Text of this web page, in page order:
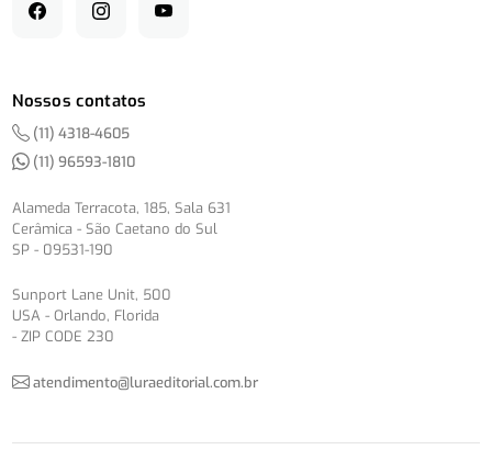
Nossos contatos
(11) 4318-4605
(11) 96593-1810
Alameda Terracota, 185, Sala 631
Cerâmica - São Caetano do Sul
SP - 09531-190
Sunport Lane Unit, 500
USA - Orlando, Florida
- ZIP CODE 230
atendimento@luraeditorial.com.br